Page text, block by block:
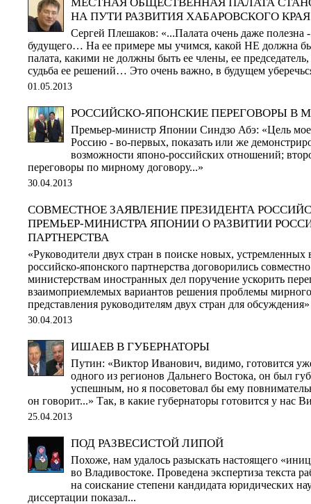
НА ПУТИ РАЗВИТИЯ ХАБАРОВСКОГО КРАЯ
Сергей Плешаков: «...Палата очень даже полезна
будущего… На ее примере мы учимся, какой НЕ должна
палата, какими не должны быть ее члены, ее
судьба ее решений… Это очень важно, в будущем
01.05.2013
РОССИЙСКО-ЯПОНСКИЕ ПЕРЕГОВОРЫ В
Премьер-министр Японии Синдзо Абэ: «Цель
Россию - во-первых, показать или же
возможности японо-российских отношений;
переговоры по мирному договору...»
30.04.2013
СОВМЕСТНОЕ ЗАЯВЛЕНИЕ ПРЕЗИДЕНТА
ПРЕМЬЕР-МИНИСТРА ЯПОНИИ О РАЗВИТИИ
ПАРТНЕРСТВА
«Руководители двух стран в поиске новых, устремленных
российско-японского партнерства договорились
министерствам иностранных дел поручение ускорить
взаимоприемлемых вариантов решения проблемы
представления руководителям двух стран для
30.04.2013
ИШАЕВ В ГУБЕРНАТОРЫ
Путин: «Виктор Иванович, видимо, готовится
одного из регионов Дальнего Востока, он был
успешным, но я посоветовал бы ему
он говорит...» Так, в какие губернаторы готовится у нас
25.04.2013
ПОД РАЗВЕСИСТОЙ ЛИПОЙ
Похоже, нам удалось разыскать настоящего
во Владивостоке. Проведена экспертиза текста
на соискание степени кандидата юридических
диссертации показал...